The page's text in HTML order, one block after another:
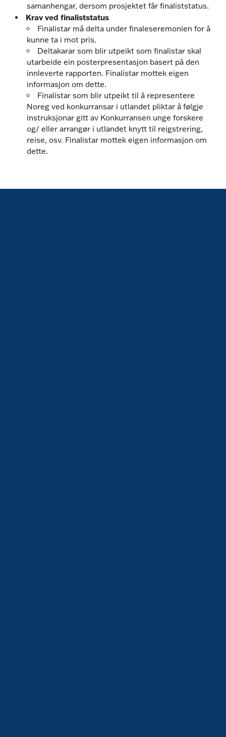
samanhengar, dersom prosjektet får finaliststatus.
Krav ved finaliststatus
Finalistar må delta under finaleseremonien for å
kunne ta i mot pris.
Deltakarar som blir utpeikt som finalistar skal
utarbeide ein posterpresentasjon basert på den
innleverte rapporten. Finalistar mottek eigen
informasjon om dette.
Finalistar som blir utpeikt til å representere
Noreg ved konkurransar i utlandet pliktar å følgje
instruksjonar gitt av Konkurransen unge forskere
og/ eller arrangør i utlandet knytt til reigstrering,
reise, osv. Finalistar mottek eigen informasjon om
dette.